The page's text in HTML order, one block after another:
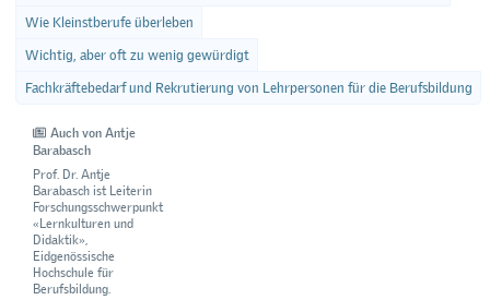
Wie Kleinstberufe überleben
Wichtig, aber oft zu wenig gewürdigt
Fachkräftebedarf und Rekrutierung von Lehrpersonen für die Berufsbildung
Auch von Antje
Barabasch
Prof. Dr. Antje
Barabasch ist Leiterin
Forschungsschwerpunkt
«Lernkulturen und
Didaktik»,
Eidgenössische
Hochschule für
Berufsbildung.